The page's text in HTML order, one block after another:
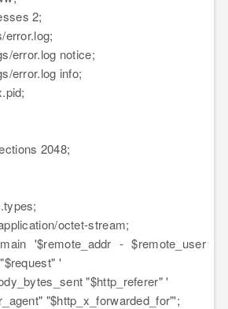
2;
error.log;
error.log notice;
error.log info;
2048;
octet-stream;
'$remote_addr - $remote_user
'
"$http_referer" '
"$http_x_forwarded_for"';